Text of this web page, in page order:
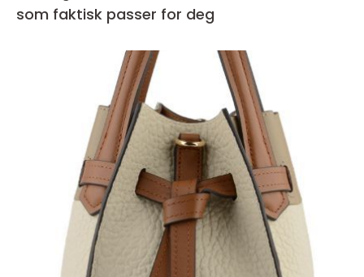
som faktisk passer for deg